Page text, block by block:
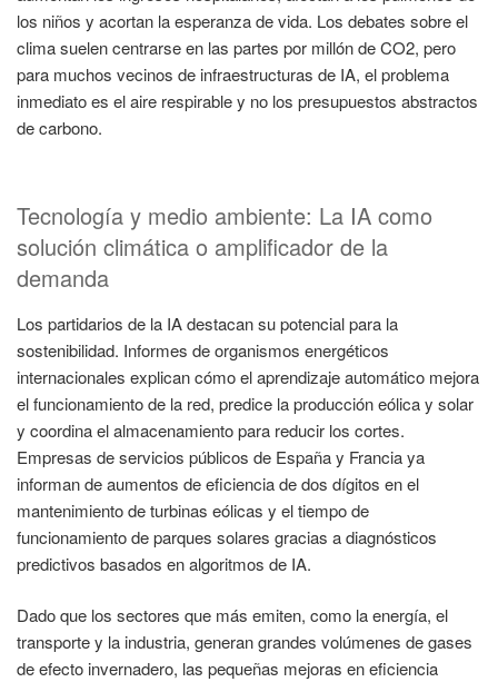
los niños y acortan la esperanza de vida. Los debates sobre el
clima suelen centrarse en las partes por millón de CO2, pero
para muchos vecinos de infraestructuras de IA, el problema
inmediato es el aire respirable y no los presupuestos abstractos
de carbono.
Tecnología y medio ambiente: La IA como
solución climática o amplificador de la
demanda
Los partidarios de la IA destacan su potencial para la
sostenibilidad. Informes de organismos energéticos
internacionales explican cómo el aprendizaje automático mejora
el funcionamiento de la red, predice la producción eólica y solar
y coordina el almacenamiento para reducir los cortes.
Empresas de servicios públicos de España y Francia ya
informan de aumentos de eficiencia de dos dígitos en el
mantenimiento de turbinas eólicas y el tiempo de
funcionamiento de parques solares gracias a diagnósticos
predictivos basados en algoritmos de IA.
Dado que los sectores que más emiten, como la energía, el
transporte y la industria, generan grandes volúmenes de gases
de efecto invernadero, las pequeñas mejoras en eficiencia